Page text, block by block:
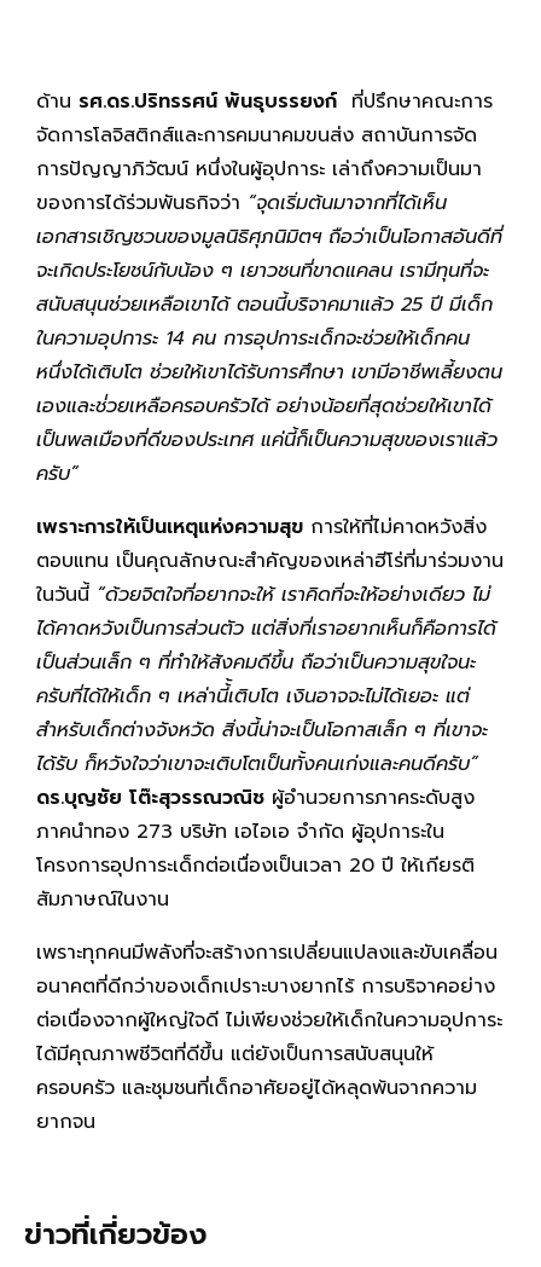
ด้าน รศ.ดร.ปริทรรศน์ พันธุบรรยงก์ ที่ปรึกษาคณะการ
จัดการโลจิสติกส์และการคมนาคมขนส่ง สถาบันการจัด
การปัญญาภิวัฒน์ หนึ่งในผู้อุปการะ เล่าถึงความเป็นมา
ของการได้ร่วมพันธกิจว่า “จุดเริ่มต้นมาจากที่ได้เห็น
เอกสารเชิญชวนของมูลนิธิศุภนิมิตฯ ถือว่าเป็นโอกาสอันดีที่
จะเกิดประโยชน์กับน้อง ๆ เยาวชนที่ขาดแคลน เรามีทุนที่จะ
สนับสนุนช่วยเหลือเขาได้ ตอนนี้บริจาคมาแล้ว 25 ปี มีเด็ก
ในความอุปการะ 14 คน การอุปการะเด็กจะช่วยให้เด็กคน
หนึ่งได้เติบโต ช่วยให้เขาได้รับการศึกษา เขามีอาชีพเลี้ยงตน
เองและช่่วยเหลือครอบครัวได้ อย่างน้อยที่สุดช่วยให้เขาได้
เป็นพลเมืองที่ดีของประเทศ แค่นี้ก็เป็นความสุขของเราแล้ว
ครับ”
เพราะการให้เป็นเหตุแห่งความสุข การให้ที่ไม่คาดหวังสิ่ง
ตอบแทน เป็นคุณลักษณะสำคัญของเหล่าฮีโร่ที่มาร่วมงาน
ในวันนี้ “ด้วยจิตใจที่อยากจะให้ เราคิดที่จะให้อย่างเดียว ไม่
ได้คาดหวังเป็นการส่วนตัว แต่สิ่งที่เราอยากเห็นก็คือการได้
เป็นส่วนเล็ก ๆ ที่ทำให้สังคมดีขึ้น ถือว่าเป็นความสุขใจนะ
ครับที่ได้ให้เด็ก ๆ เหล่านี้้เติบโต เงินอาจจะไม่ได้เยอะ แต่
สำหรับเด็กต่างจังหวัด สิ่งนี้น่าจะเป็นโอกาสเล็ก ๆ ที่เขาจะ
ได้รับ ก็หวังใจว่าเขาจะเติบโตเป็นทั้งคนเก่งและคนดีครับ”
ดร.บุญชัย โต๊ะสุวรรณวณิช ผู้อำนวยการภาคระดับสูง
ภาคนำทอง 273 บริษัท เอไอเอ จำกัด ผู้อุปการะใน
โครงการอุปการะเด็กต่อเนื่องเป็นเวลา 20 ปี ให้เกียรติ
สัมภาษณ์ในงาน
เพราะทุกคนมีพลังที่จะสร้างการเปลี่ยนแปลงและขับเคลื่อน
อนาคตที่ดีกว่าของเด็กเปราะบางยากไร้ การบริจาคอย่าง
ต่อเนื่องจากผู้ใหญ่ใจดี ไม่เพียงช่วยให้เด็กในความอุปการะ
ได้มีคุณภาพชีวิตที่ดีขึ้น แต่ยังเป็นการสนับสนุนให้
ครอบครัว และชุมชนที่เด็กอาศัยอยู่ได้หลุดพ้นจากความ
ยากจน
ข่าวที่เกี่ยวข้อง